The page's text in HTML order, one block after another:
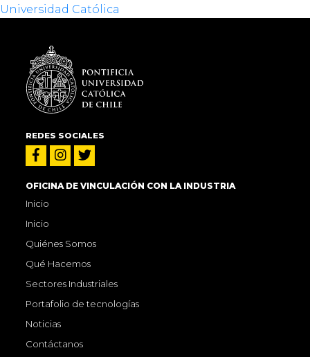
Universidad Católica
OFICINA DE VINCULACIÓN CON LA INDUSTRIA
Inicio
Inicio
Quiénes Somos
Qué Hacemos
Sectores Industriales
Portafolio de tecnologías
Noticias
Contáctanos
REDES SOCIALES